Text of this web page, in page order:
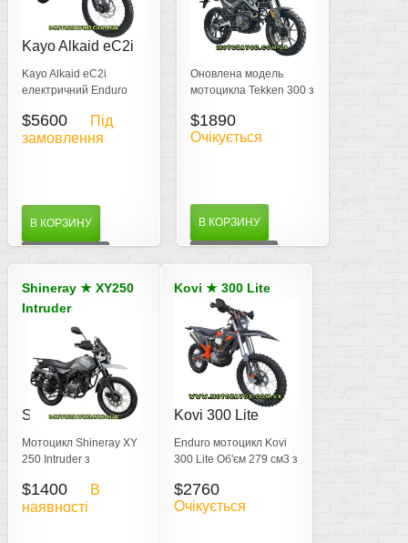
Kayo Alkaid eC2i
Kayo Alkaid eC2i
електричний Enduro
к.с.) до 130 км на одній
зарядці
$5600
Під
замовлення
В КОРЗИНУ
Tekken 300
Оновлена модель
мотоцикла Tekken 300 з
робочим об`ємом
двигуна 299,4 см3
$1890
Очікується
В КОРЗИНУ
Shineray★ XY250
Intruder
Shineray Intruder
250
Мотоцикл Shineray XY
250 Intruder з
см³
Вантажопідйомність
$1400
В
наявності
Kovi ★ 300 Lite
Kovi 300 Lite
Enduro мотоцикл Kovi
300 Lite Об'єм 279 см3 з
6-ти ступінчаста,
рідинне охолодження
$2760
Очікується